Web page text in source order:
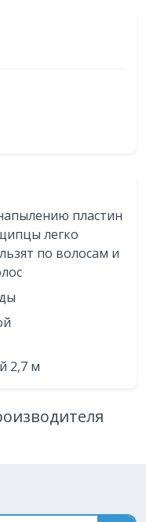
пластин
легко
по волосам и
2,7 м